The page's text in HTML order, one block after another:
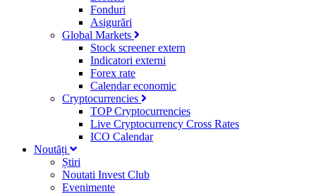
Fonduri
Asigurări
Global Markets
Stock screener extern
Indicatori externi
Forex rate
Calendar economic
Cryptocurrencies
TOP Cryptocurrencies
Live Cryptocurrency Cross Rates
ICO Calendar
Noutăți
Știri
Noutati Invest Club
Evenimente